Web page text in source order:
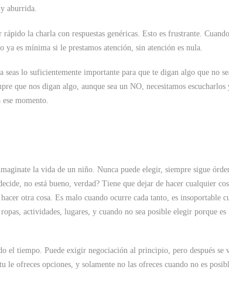
aburrida.
la charla con respuestas genéricas. Esto es frustrante.
es mínima si le prestamos atención, sin atención es nula.
lo suficientemente importante para que te digan algo que no
que nos digan algo, aunque sea un NO, necesitamos escucharlos
momento.
la vida de un niño. Nunca puede elegir, siempre sigue
no está bueno, verdad? Tiene que dejar de hacer cualquier
otra cosa. Es malo cuando ocurre cada tanto, es insoportable
actividades, lugares, y cuando no sea posible elegir porque es
el tiempo. Puede exigir negociación al principio, pero después se
ofreces opciones, y solamente no las ofreces cuando no es